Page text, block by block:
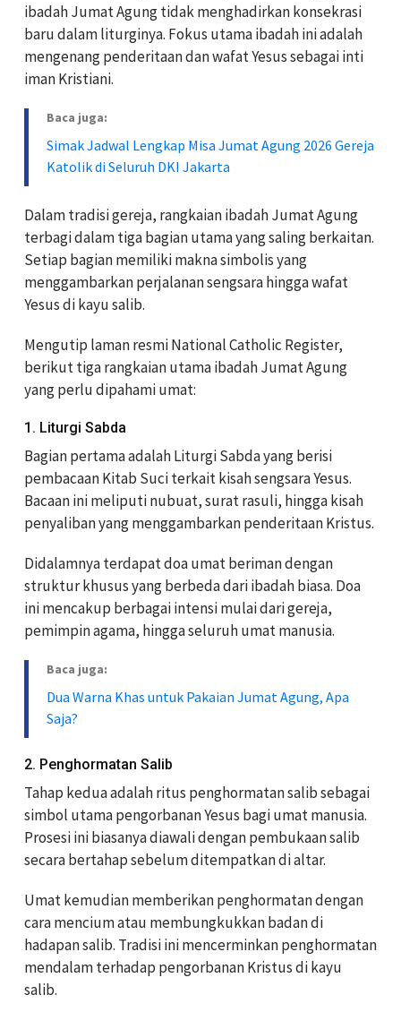
ibadah Jumat Agung tidak menghadirkan konsekrasi
baru dalam liturginya. Fokus utama ibadah ini adalah
mengenang penderitaan dan wafat Yesus sebagai inti
iman Kristiani.
Baca juga:
Simak Jadwal Lengkap Misa Jumat Agung 2026 Gereja
Katolik di Seluruh DKI Jakarta
Dalam tradisi gereja, rangkaian ibadah Jumat Agung
terbagi dalam tiga bagian utama yang saling berkaitan.
Setiap bagian memiliki makna simbolis yang
menggambarkan perjalanan sengsara hingga wafat
Yesus di kayu salib.
Mengutip laman resmi National Catholic Register,
berikut tiga rangkaian utama ibadah Jumat Agung
yang perlu dipahami umat:
1. Liturgi Sabda
Bagian pertama adalah Liturgi Sabda yang berisi
pembacaan Kitab Suci terkait kisah sengsara Yesus.
Bacaan ini meliputi nubuat, surat rasuli, hingga kisah
penyaliban yang menggambarkan penderitaan Kristus.
Didalamnya terdapat doa umat beriman dengan
struktur khusus yang berbeda dari ibadah biasa. Doa
ini mencakup berbagai intensi mulai dari gereja,
pemimpin agama, hingga seluruh umat manusia.
Baca juga:
Dua Warna Khas untuk Pakaian Jumat Agung, Apa
Saja?
2. Penghormatan Salib
Tahap kedua adalah ritus penghormatan salib sebagai
simbol utama pengorbanan Yesus bagi umat manusia.
Prosesi ini biasanya diawali dengan pembukaan salib
secara bertahap sebelum ditempatkan di altar.
Umat kemudian memberikan penghormatan dengan
cara mencium atau membungkukkan badan di
hadapan salib. Tradisi ini mencerminkan penghormatan
mendalam terhadap pengorbanan Kristus di kayu
salib.